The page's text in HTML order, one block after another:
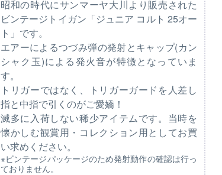
昭和の時代にサンマーヤ大川より販売された
ビンテージトイガン「ジュニア コルト 25オー
ト」です。
エアーによるつづみ弾の発射とキャップ(カン
シャク玉)による発火音が特徴となっていま
す。
トリガーではなく、トリガーガードを人差し
指と中指で引くのがご愛嬌！
滅多に入荷しない稀少アイテムです。当時を
懐かしむ観賞用・コレクション用としてお買
い求めください。
※ビンテージパッケージのため発射動作の確認は行っ
ておりません。